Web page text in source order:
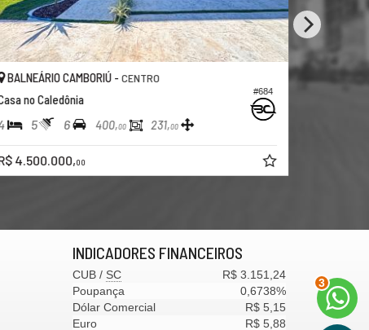
#105
BALNEÁRIO CAMBORIÚ -CENTRO
Casa no Condomínio Reserva Camboriú Golf Club
4 6 6 820,00
R$ 10.500.000,00
INDICADORES FINANCEIROS
CUB / SC
R$ 3.151,24
Poupança
0,6738%
Dólar Comercial
R$ 5,15
Euro
R$ 5,88
3